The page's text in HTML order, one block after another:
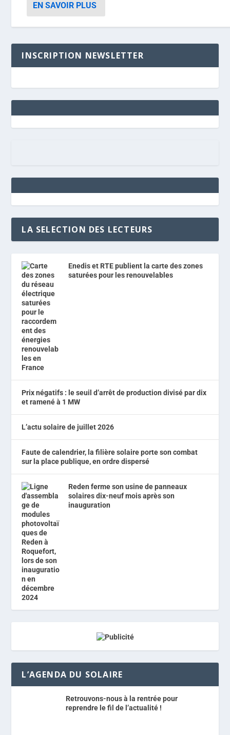
EN SAVOIR PLUS
INSCRIPTION NEWSLETTER
LA SELECTION DES LECTEURS
Enedis et RTE publient la carte des zones
saturées pour les renouvelables
Prix négatifs : le seuil d’arrêt de production divisé par dix
et ramené à 1 MW
L’actu solaire de juillet 2026
Faute de calendrier, la filière solaire porte son combat
sur la place publique, en ordre dispersé
Reden ferme son usine de panneaux
solaires dix-neuf mois après son
inauguration
L’AGENDA DU SOLAIRE
Retrouvons-nous à la rentrée pour
reprendre le fil de l’actualité !